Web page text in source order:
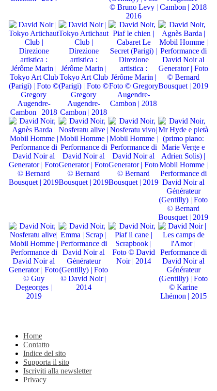
Home
Contatto
Indice del sito
Supporta il sito
Iscriviti alla newsletter
Privacy